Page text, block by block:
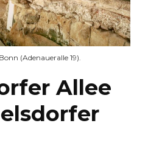
(Adenaueralle 19).
Allee